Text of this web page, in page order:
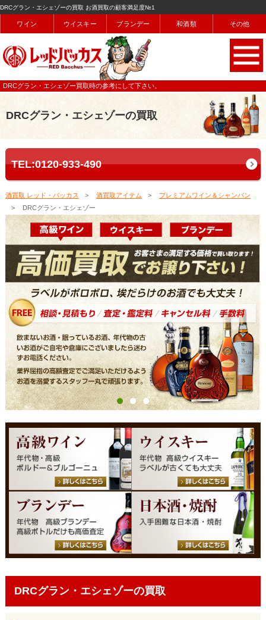
DRCグラン・エシェゾーの買取 お酒買取の顧客満足度№1
ワイン ウイスキー ブランデー 和酒類 その他
DRCグラン・エシェゾー買取時の参考にして下さい。
DRCグラン・エシェゾーの買取
TEL:0120-933-490
酒買取 レッド・バッカス 酒買取アイテム
プレミアムワイン＆シャンパン
DRCグラン・エシェゾー
DRCグラン・エシェゾーの買取